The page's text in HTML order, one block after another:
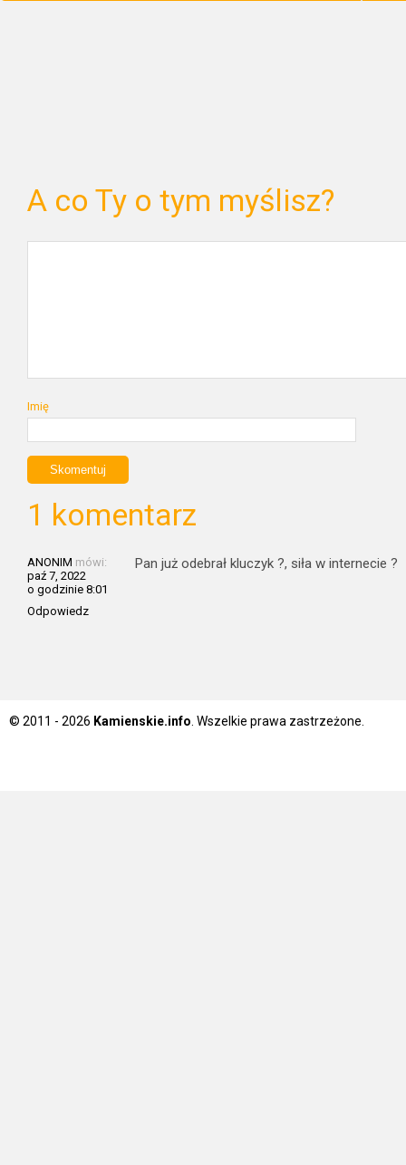
A co Ty o tym myślisz?
Imię
1 komentarz
ANONIM mówi:
paź 7, 2022
o godzinie 8:01
Odpowiedz
Pan już odebrał kluczyk ?, siła w internecie ?
© 2011 - 2026 Kamienskie.info . Wszelkie prawa zastrzeżone.